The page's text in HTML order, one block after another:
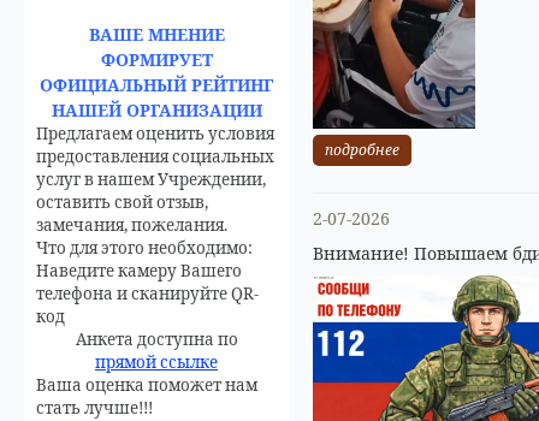
ВАШЕ МНЕНИЕ
ФОРМИРУЕТ
ОФИЦИАЛЬНЫЙ РЕЙТИНГ
НАШЕЙ ОРГАНИЗАЦИИ
Предлагаем оценить условия
предоставления социальных
услуг в нашем Учреждении,
оставить свой отзыв,
замечания, пожелания.
Что для этого необходимо:
Наведите камеру Вашего
телефона и сканируйте QR-
код
Анкета доступна по
прямой ссылке
Ваша оценка поможет нам
стать лучше!!!
подробнее
2-07-2026
Внимание! Повышаем